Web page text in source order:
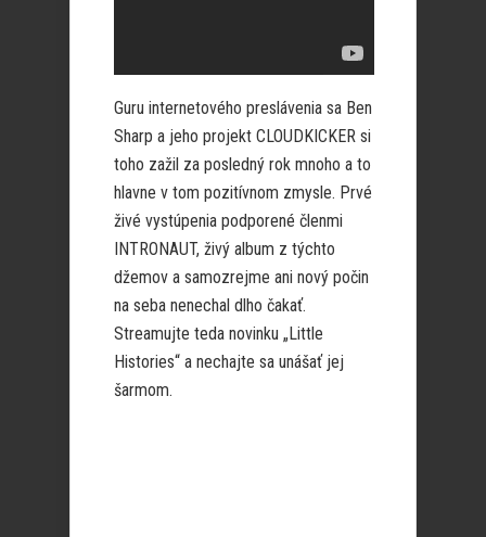
Guru internetového preslávenia sa Ben
Sharp a jeho projekt CLOUDKICKER si
toho zažil za posledný rok mnoho a to
hlavne v tom pozitívnom zmysle. Prvé
živé vystúpenia podporené členmi
INTRONAUT, živý album z týchto
džemov a samozrejme ani nový počin
na seba nenechal dlho čakať.
Streamujte teda novinku „Little
Histories“ a nechajte sa unášať jej
šarmom.